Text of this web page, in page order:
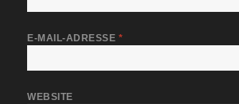
E-MAIL-ADRESSE *
WEBSITE